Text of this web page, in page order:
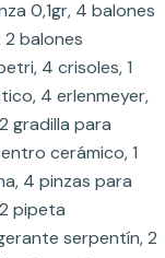
0,1gr, 4 balones
balones
4 crisoles, 1
4 erlenmeyer,
gradilla para
cerámico, 1
4 pinzas para
pipeta
serpentín, 2